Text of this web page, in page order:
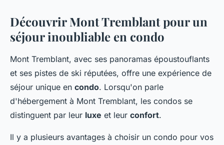
Découvrir Mont Tremblant pour un
séjour inoubliable en condo
Mont Tremblant, avec ses panoramas époustouflants
et ses pistes de ski réputées, offre une expérience de
séjour unique en condo. Lorsqu'on parle
d'hébergement à Mont Tremblant, les condos se
distinguent par leur luxe et leur confort.
Il y a plusieurs avantages à choisir un condo pour vos